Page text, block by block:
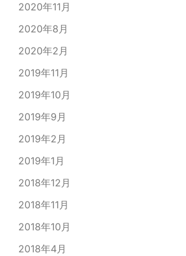
2020年11月
2020年8月
2020年2月
2019年11月
2019年10月
2019年9月
2019年2月
2019年1月
2018年12月
2018年11月
2018年10月
2018年4月